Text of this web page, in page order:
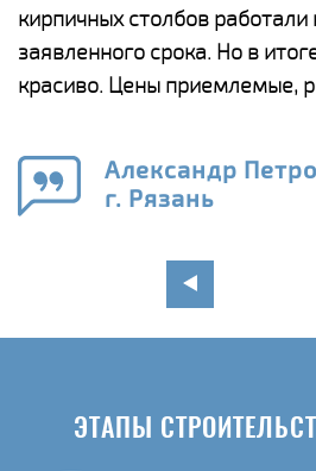
кирпичных столбов
заявленного срока. Но в
красиво. Цены приемлемые,
Александр
г. Рязань
ЭТАПЫ